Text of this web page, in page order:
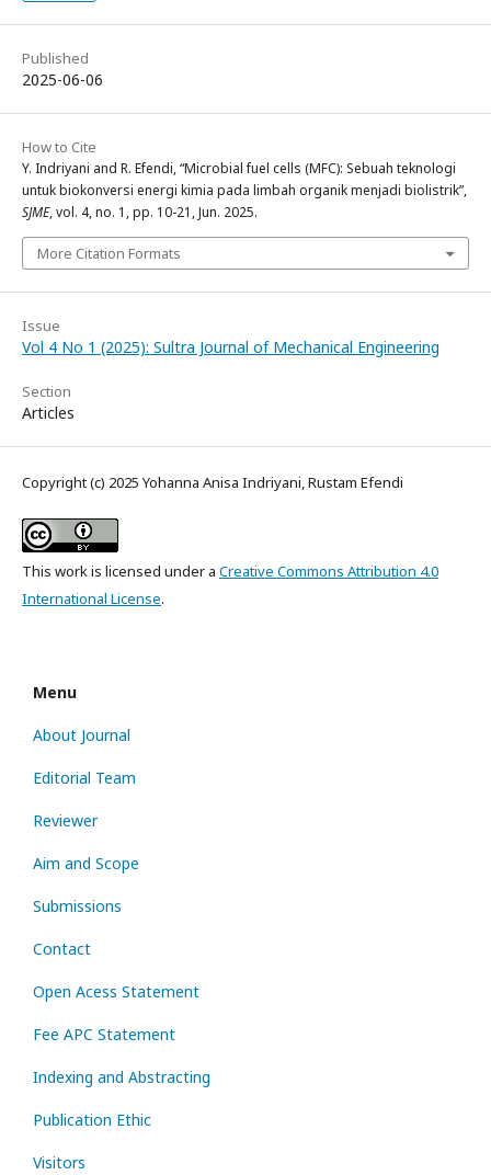
Published
2025-06-06
How to Cite
Y. Indriyani and R. Efendi, “Microbial fuel cells (MFC): Sebuah teknologi
untuk biokonversi energi kimia pada limbah organik menjadi biolistrik”,
SJME, vol. 4, no. 1, pp. 10-21, Jun. 2025.
More Citation Formats
Issue
Vol 4 No 1 (2025): Sultra Journal of Mechanical Engineering
Section
Articles
Copyright (c) 2025 Yohanna Anisa Indriyani, Rustam Efendi
This work is licensed under a Creative Commons Attribution 4.0
International License.
Menu
About Journal
Editorial Team
Reviewer
Aim and Scope
Submissions
Contact
Open Acess Statement
Fee APC Statement
Indexing and Abstracting
Publication Ethic
Visitors